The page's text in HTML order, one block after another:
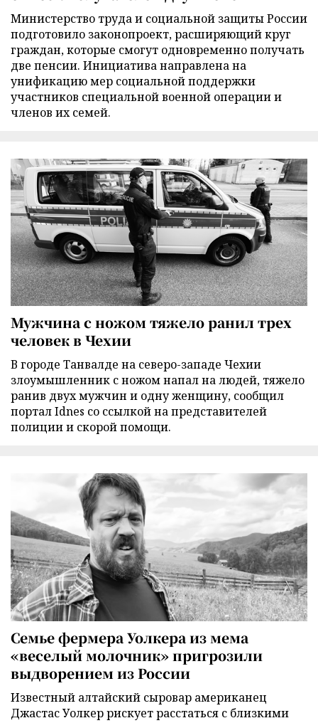
Министерство труда и социальной защиты России
подготовило законопроект, расширяющий круг
граждан, которые смогут одновременно получать
две пенсии. Инициатива направлена на
унификацию мер социальной поддержки
участников специальной военной операции и
членов их семей.
Мужчина с ножом тяжело ранил трех
человек в Чехии
В городе Танвалде на северо-западе Чехии
злоумышленник с ножом напал на людей, тяжело
ранив двух мужчин и одну женщину, сообщил
портал Idnes со ссылкой на представителей
полиции и скорой помощи.
Семье фермера Уолкера из мема
«веселый молочник» пригрозили
выдворением из России
Известный алтайский сыровар американец
Джастас Уолкер рискует расстаться с близкими